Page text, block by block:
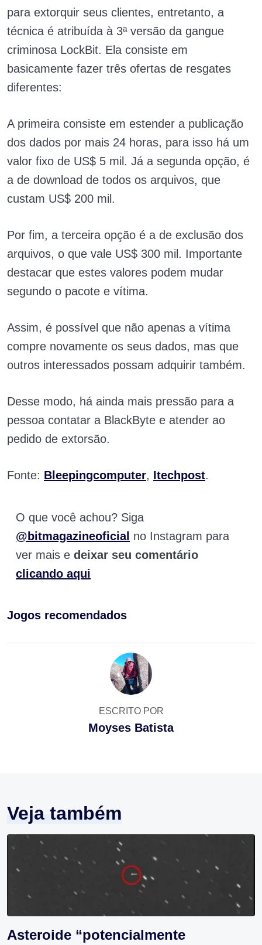
para extorquir seus clientes, entretanto, a
técnica é atribuída à 3ª versão da gangue
criminosa LockBit. Ela consiste em
basicamente fazer três ofertas de resgates
diferentes:
A primeira consiste em estender a publicação
dos dados por mais 24 horas, para isso há um
valor fixo de US$ 5 mil. Já a segunda opção, é
a de download de todos os arquivos, que
custam US$ 200 mil.
Por fim, a terceira opção é a de exclusão dos
arquivos, o que vale US$ 300 mil. Importante
destacar que estes valores podem mudar
segundo o pacote e vítima.
Assim, é possível que não apenas a vítima
compre novamente os seus dados, mas que
outros interessados possam adquirir também.
Desse modo, há ainda mais pressão para a
pessoa contatar a BlackByte e atender ao
pedido de extorsão.
Fonte: Bleepingcomputer, Itechpost.
O que você achou? Siga
@bitmagazineoficial no Instagram para
ver mais e deixar seu comentário
clicando aqui
Jogos recomendados
ESCRITO POR
Moyses Batista
Veja também
Asteroide “potencialmente